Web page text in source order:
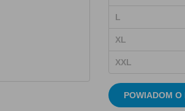
L
XL
XXL
POWIADOM O